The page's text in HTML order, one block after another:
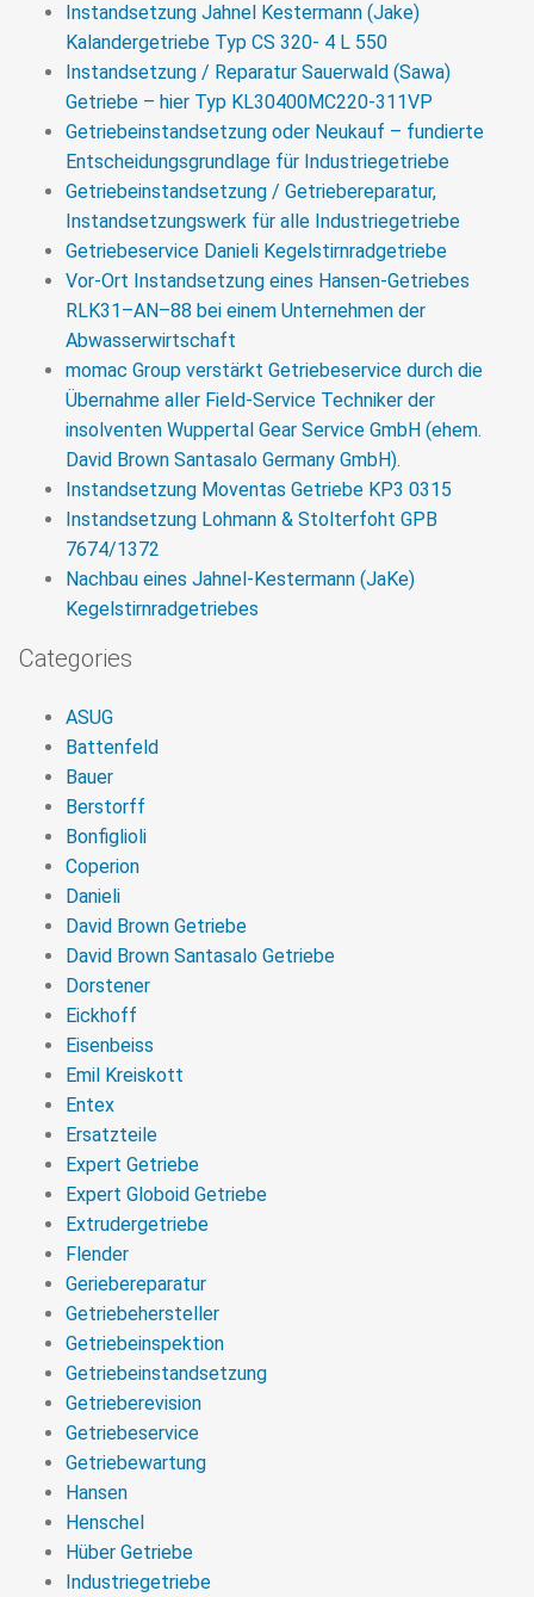
Instandsetzung Jahnel Kestermann (Jake)
Kalandergetriebe Typ CS 320- 4 L 550
Instandsetzung / Reparatur Sauerwald (Sawa)
Getriebe – hier Typ KL30400MC220-311VP
Getriebeinstandsetzung oder Neukauf – fundierte
Entscheidungsgrundlage für Industriegetriebe
Getriebeinstandsetzung / Getriebereparatur,
Instandsetzungswerk für alle Industriegetriebe
Getriebeservice Danieli Kegelstirnradgetriebe
Vor-Ort Instandsetzung eines Hansen-Getriebes
RLK31–AN–88 bei einem Unternehmen der
Abwasserwirtschaft
momac Group verstärkt Getriebeservice durch die
Übernahme aller Field-Service Techniker der
insolventen Wuppertal Gear Service GmbH (ehem.
David Brown Santasalo Germany GmbH).
Instandsetzung Moventas Getriebe KP3 0315
Instandsetzung Lohmann & Stolterfoht GPB
7674/1372
Nachbau eines Jahnel-Kestermann (JaKe)
Kegelstirnradgetriebes
Categories
ASUG
Battenfeld
Bauer
Berstorff
Bonfiglioli
Coperion
Danieli
David Brown Getriebe
David Brown Santasalo Getriebe
Dorstener
Eickhoff
Eisenbeiss
Emil Kreiskott
Entex
Ersatzteile
Expert Getriebe
Expert Globoid Getriebe
Extrudergetriebe
Flender
Geriebereparatur
Getriebehersteller
Getriebeinspektion
Getriebeinstandsetzung
Getrieberevision
Getriebeservice
Getriebewartung
Hansen
Henschel
Hüber Getriebe
Industriegetriebe